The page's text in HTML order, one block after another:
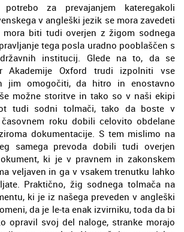
za prevajanjem kateregakoli
v angleški jezik se mora zavedeti
mora biti tudi overjen z žigom sodnega
tega posla uradno pooblaščen s
institucij. Glede na to, da se
Akademije Oxford trudi izpolniti vse
jim omogočiti, da hitro in enostavno
možne storitve in tako so v naši ekipi
tudi sodni tolmači, tako da boste v
roku dobili celovito obdelane
dokumentacije. S tem mislimo na
samega prevoda dobili tudi overjen
ki je v pravnem in zakonskem
veljaven in ga v vsakem trenutku lahko
Praktično, žig sodnega tolmača na
ki je iz našega preveden v angleški
da je le-ta enak izvirniku, toda da bi
opravil svoj del naloge, stranke morajo